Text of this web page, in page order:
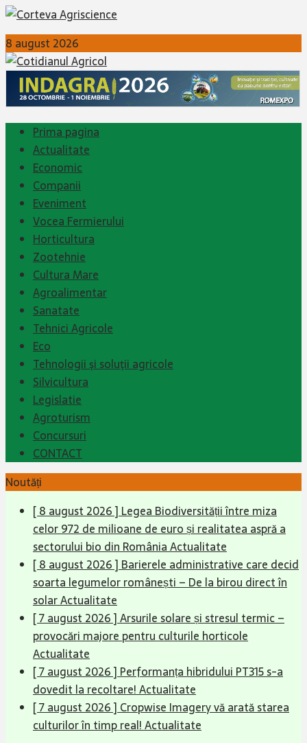
8 august 2026
Prima pagina
Actualitate
Economic
Companii
Eveniment
Vocea Fermierului
Horticultura
Zootehnie
Cultura Mare
Agroalimentar
Sanatate
Tehnici Agricole
Eco
Tehnologii şi soluţii agricole
Silvicultura
Legislatie
Agroturism
Concursuri
CONTACT
Noutăți
[ 8 august 2026 ] Legea Biodiversității între miza
celor 972 de milioane de euro și realitatea aspră a
sectorului bio din RomâniaActualitate
[ 8 august 2026 ] Barierele administrative care decid
soarta legumelor românești – De la birou direct în
solarActualitate
[ 7 august 2026 ]Arsurile solare și stresul termic –
provocări majore pentru culturile horticole
Actualitate
[ 7 august 2026 ] Performanța hibridului PT315 s-a
dovedit la recoltare!Actualitate
[ 7 august 2026 ] Cropwise Imagery vă arată starea
culturilor în timp real!Actualitate